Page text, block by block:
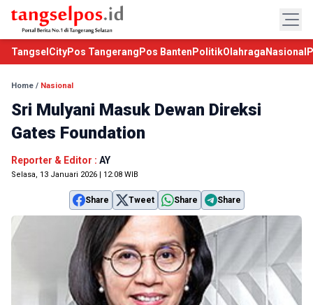
TangselCityPos Tangerang Pos Banten PolitikOlahraga Nasional
Home / Nasional
Sri Mulyani Masuk Dewan Direksi
Gates Foundation
Reporter & Editor : AY
Selasa, 13 Januari 2026 | 12:08 WIB
Share Tweet Share Share